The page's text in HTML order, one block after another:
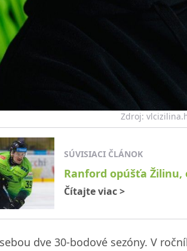
Zdroj:
SÚVISIACI ČLÁNOK
Ranford opúšťa Žilinu,
Čítajte viac>
dve 30-bodové sezóny. V